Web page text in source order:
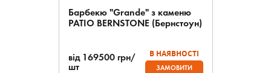
Барбекю "Grande" з каменю
PATIO BERNSTONE (Бернстоун)
від 169500 грн/
шт
В НАЯВНОСТІ
ЗАМОВИТИ